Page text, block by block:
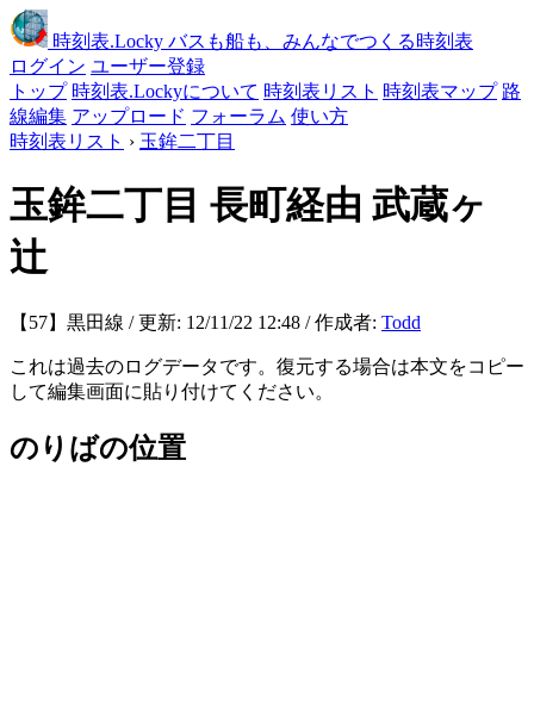
時刻表.Locky バスも船も、みんなでつくる時刻表
ログイン ユーザー登録
トップ 時刻表.Lockyについて 時刻表リスト 時刻表マップ 路
線編集 アップロード フォーラム 使い方
時刻表リスト › 玉鉾二丁目
玉鉾二丁目 長町経由 武蔵ヶ
辻
【57】黒田線 / 更新: 12/11/22 12:48 / 作成者: Todd
これは過去のログデータです。復元する場合は本文をコピー
して編集画面に貼り付けてください。
のりばの位置